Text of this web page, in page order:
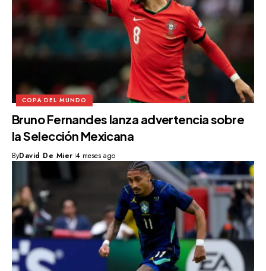
COPA DEL MUNDO
Bruno Fernandes lanza advertencia sobre
la Selección Mexicana
ByDavid De Mier 4 meses ago